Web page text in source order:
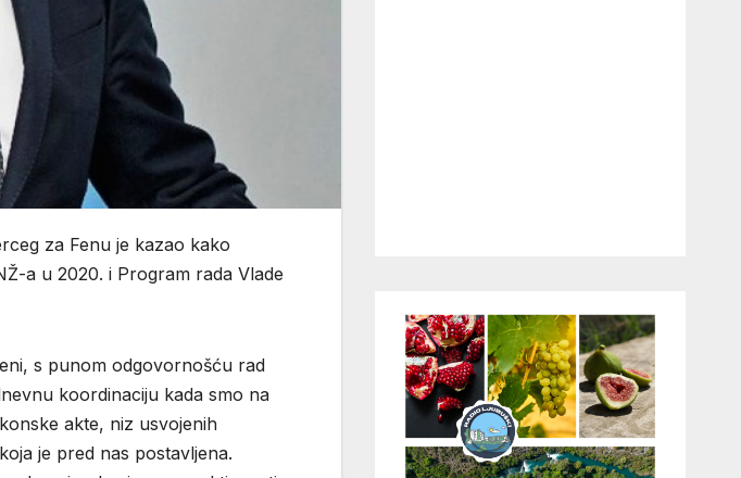
za Fenu je kazao kako
a u 2020. i Program rada Vlade
s punom odgovornošću rad
koordinaciju kada smo na
akte, niz usvojenih
je pred nas postavljena.